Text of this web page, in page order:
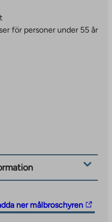
för personer under 55 år
ner målbroschyren